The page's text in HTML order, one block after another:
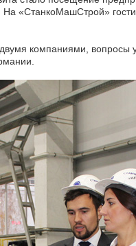
«СтанкоМашСтрой»
компаниями, вопросы